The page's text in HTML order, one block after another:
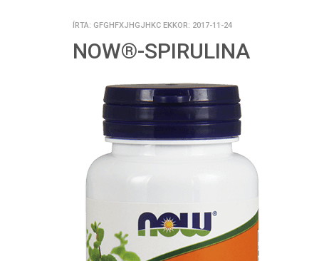
ÍRTA: GFGHFXJHGJHKC EKKOR: 2017-11-24
NOW®-SPIRULINA